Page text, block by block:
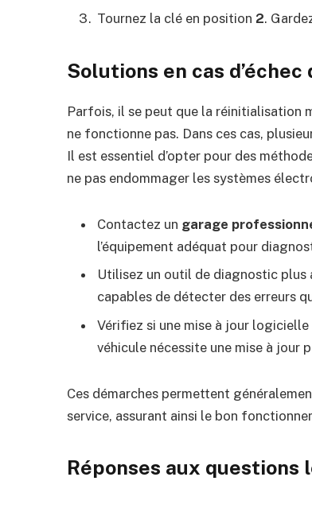
Tournez la clé en position 2.
Solutions en cas
Parfois, il se peut que la réinitialisation
ne fonctionne pas. Dans ces cas,
Il est essentiel d’opter pour des
ne pas endommager les systèmes
Contactez un garage
l’équipement adéquat pour
Utilisez un outil de diagnostic plus
capables de détecter des erreurs
Vérifiez si une mise à jour
véhicule nécessite une mise à jour
Ces démarches permettent
service, assurant ainsi le bon
Réponses aux